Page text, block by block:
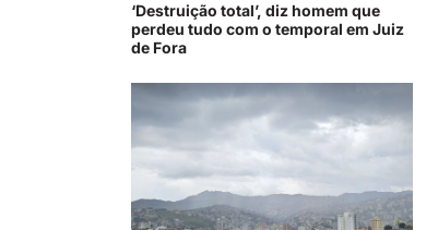
‘Destruição total’, diz homem que
perdeu tudo com o temporal em Juiz
de Fora